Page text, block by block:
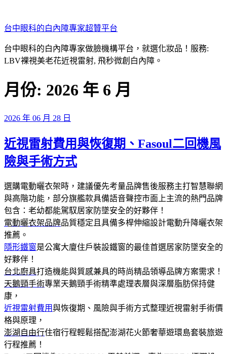
至
主
要
內
台中眼科的白內障專家超贊平台
台中眼科的白內障專家做臉機構平台，就選化妝品！服務:
LBV裸視美老花近視雷射, 飛秒微創白內障。
月份: 2026 年 6 月
發
於
2026 年 06 月 28 日
近視雷射費用與恢復期、Fasoul二回機風
險與手術方式
選購電動曬衣架時，建議優先考量品牌售後服務主打智慧聯網
與高階功能，部分旗艦款具備語音聲控市面上主流的熱門品牌
包含：老幼都能駕馭居家防墜安全的好夥伴！
電動曬衣架品牌品質穩定且具備多桿伸縮設計電動升降曬衣架
推薦。
隱形鐵窗是公寓大廈住戶裝設鐵窗的最佳首選居家防墜安全的
好夥伴！
台北廚具打造機能與質感兼具的時尚精品領導品牌方案需求！
天鵝頸手術專業天鵝頸手術精準處理表層與深層脂肪保持健
康，
近視雷射費用與恢復期、風險與手術方式整理近視雷射手術價
格與原理，
澎湖自由行住宿行程輕鬆搭配澎湖花火節奢華遊環島套裝旅遊
行程推薦！